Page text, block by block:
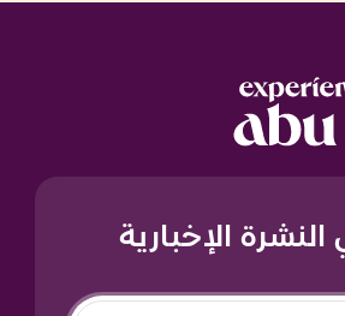
الإخبارية